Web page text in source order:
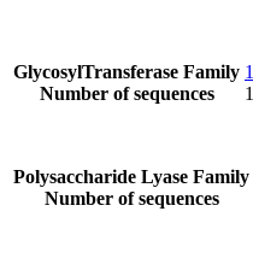
GlycosylTransferase Family
Number of sequences
1
1
Polysaccharide Lyase Family
Number of sequences